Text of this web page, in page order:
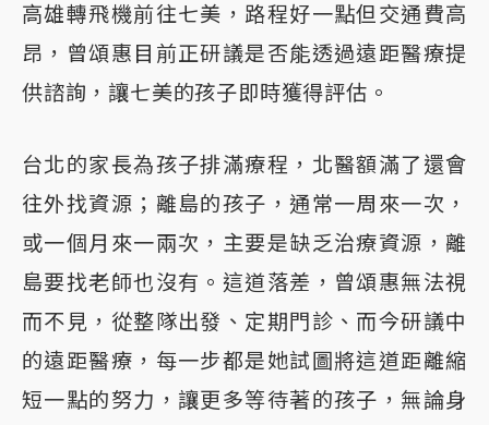
高雄轉飛機前往七美，路程好一點但交通費高
昂，曾頌惠目前正研議是否能透過遠距醫療提
供諮詢，讓七美的孩子即時獲得評估。
台北的家長為孩子排滿療程，北醫額滿了還會
往外找資源；離島的孩子，通常一周來一次，
或一個月來一兩次，主要是缺乏治療資源，離
島要找老師也沒有。這道落差，曾頌惠無法視
而不見，從整隊出發、定期門診、而今研議中
的遠距醫療，每一步都是她試圖將這道距離縮
短一點的努力，讓更多等待著的孩子，無論身